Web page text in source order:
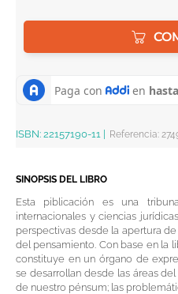
ISBN: 22157190-11 Referencia:
SINOPSIS DEL LIBRO
Esta piblicación es una
internacionales y ciencias
perspectivas desde la apertura
del pensamiento. Con base en la
constituye en un órgano de
se desarrollan desde las áreas
de nuestro pénsum; las